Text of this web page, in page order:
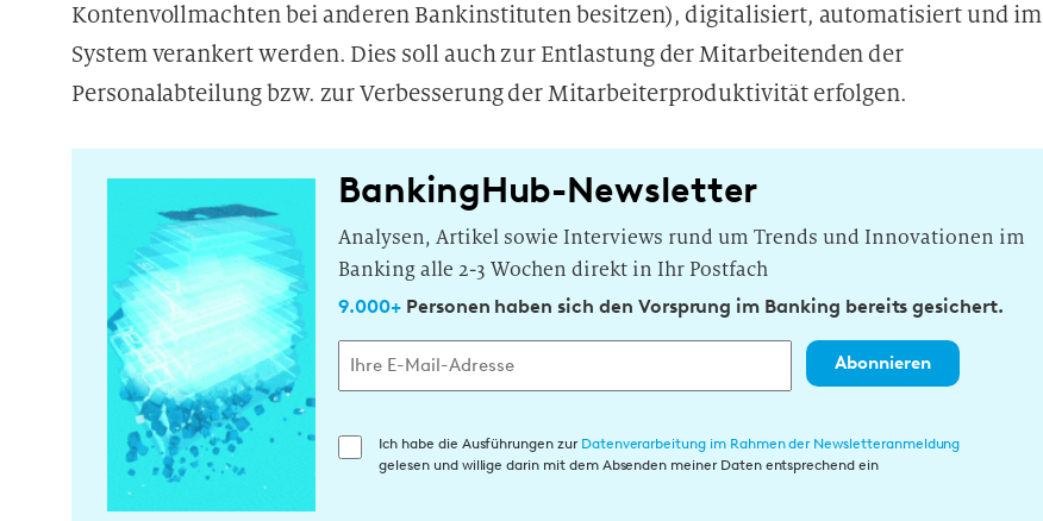
Kontenvollmachten bei anderen Bankinstituten besitzen), digitalisiert, automatisiert und im
System verankert werden. Dies soll auch zur Entlastung der Mitarbeitenden der
Personalabteilung bzw. zur Verbesserung der Mitarbeiterproduktivität erfolgen.
BankingHub-Newsletter
Analysen, Artikel sowie Interviews rund um Trends und Innovationen im
Banking alle 2-3 Wochen direkt in Ihr Postfach
9.000+Personen haben sich den Vorsprung im Banking bereits gesichert.
Abonnieren
E
Ich habe die Ausführungen zur Datenverarbeitung im Rahmen der Newsletteranmeldung
gelesen und willige darin mit dem Absenden meiner Daten entsprechend ein